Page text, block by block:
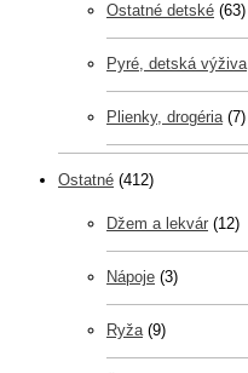
Ostatné detské (63)
Pyré, detská výživa
Plienky, drogéria (7)
Ostatné (412)
Džem a lekvár (12)
Nápoje (3)
Ryža (9)